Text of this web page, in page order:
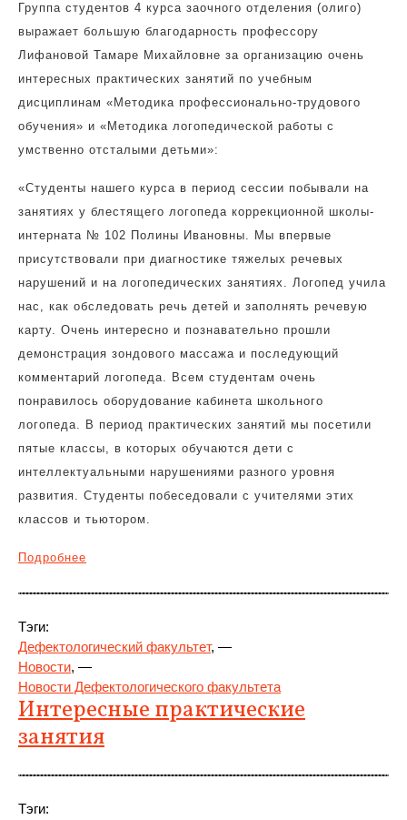
Группа студентов 4 курса заочного отделения (олиго)
выражает большую благодарность профессору
Лифановой Тамаре Михайловне за организацию очень
интересных практических занятий по учебным
дисциплинам «Методика профессионально-трудового
обучения» и «Методика логопедической работы с
умственно отсталыми детьми»:
«Студенты нашего курса в период сессии побывали на
занятиях у блестящего логопеда коррекционной школы-
интерната № 102 Полины Ивановны. Мы впервые
присутствовали при диагностике тяжелых речевых
нарушений и на логопедических занятиях. Логопед учила
нас, как обследовать речь детей и заполнять речевую
карту. Очень интересно и познавательно прошли
демонстрация зондового массажа и последующий
комментарий логопеда. Всем студентам очень
понравилось оборудование кабинета школьного
логопеда. В период практических занятий мы посетили
пятые классы, в которых обучаются дети с
интеллектуальными нарушениями разного уровня
развития. Студенты побеседовали с учителями этих
классов и тьютором.
Подробнее
Тэги:
Дефектологический факультет, —
Новости, —
Новости Дефектологического факультета
Интересные практические
занятия
Тэги: